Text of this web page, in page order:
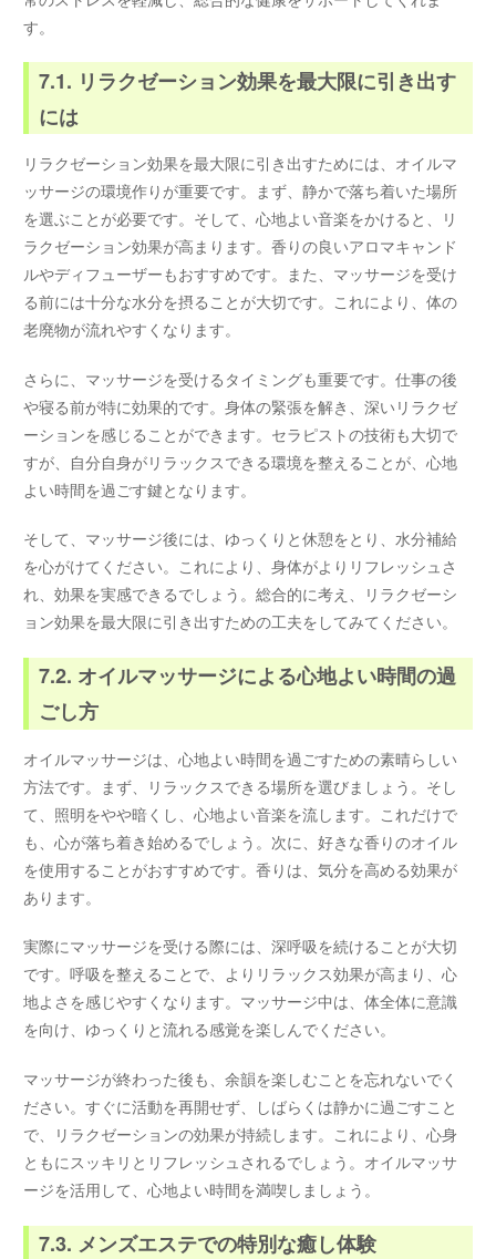
す。
7.1. リラクゼーション効果を最大限に引き出す
には
リラクゼーション効果を最大限に引き出すためには、オイルマ
ッサージの環境作りが重要です。まず、静かで落ち着いた場所
を選ぶことが必要です。そして、心地よい音楽をかけると、リ
ラクゼーション効果が高まります。香りの良いアロマキャンド
ルやディフューザーもおすすめです。また、マッサージを受け
る前には十分な水分を摂ることが大切です。これにより、体の
老廃物が流れやすくなります。
さらに、マッサージを受けるタイミングも重要です。仕事の後
や寝る前が特に効果的です。身体の緊張を解き、深いリラクゼ
ーションを感じることができます。セラピストの技術も大切で
すが、自分自身がリラックスできる環境を整えることが、心地
よい時間を過ごす鍵となります。
そして、マッサージ後には、ゆっくりと休憩をとり、水分補給
を心がけてください。これにより、身体がよりリフレッシュさ
れ、効果を実感できるでしょう。総合的に考え、リラクゼーシ
ョン効果を最大限に引き出すための工夫をしてみてください。
7.2. オイルマッサージによる心地よい時間の過
ごし方
オイルマッサージは、心地よい時間を過ごすための素晴らしい
方法です。まず、リラックスできる場所を選びましょう。そし
て、照明をやや暗くし、心地よい音楽を流します。これだけで
も、心が落ち着き始めるでしょう。次に、好きな香りのオイル
を使用することがおすすめです。香りは、気分を高める効果が
あります。
実際にマッサージを受ける際には、深呼吸を続けることが大切
です。呼吸を整えることで、よりリラックス効果が高まり、心
地よさを感じやすくなります。マッサージ中は、体全体に意識
を向け、ゆっくりと流れる感覚を楽しんでください。
マッサージが終わった後も、余韻を楽しむことを忘れないでく
ださい。すぐに活動を再開せず、しばらくは静かに過ごすこと
で、リラクゼーションの効果が持続します。これにより、心身
ともにスッキリとリフレッシュされるでしょう。オイルマッサ
ージを活用して、心地よい時間を満喫しましょう。
7.3. メンズエステでの特別な癒し体験